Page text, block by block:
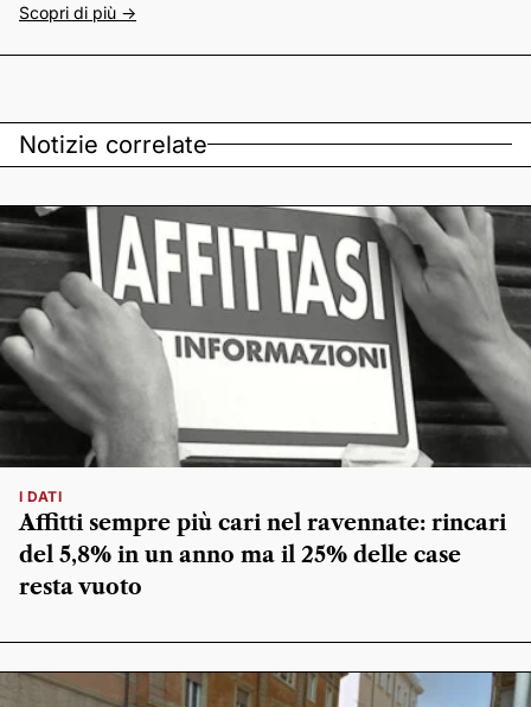
Scopri di più ->
Notizie correlate
I DATI
Affitti sempre più cari nel ravennate: rincari
del 5,8% in un anno ma il 25% delle case
resta vuoto